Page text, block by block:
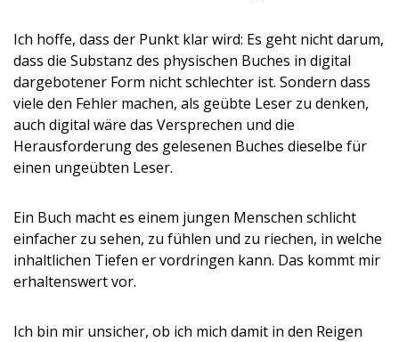
Ich hoffe, dass der Punkt klar wird: Es geht nicht darum,
dass die Substanz des physischen Buches in digital
dargebotener Form nicht schlechter ist. Sondern dass
viele den Fehler machen, als geübte Leser zu denken,
auch digital wäre das Versprechen und die
Herausforderung des gelesenen Buches dieselbe für
einen ungeübten Leser.
Ein Buch macht es einem jungen Menschen schlicht
einfacher zu sehen, zu fühlen und zu riechen, in welche
inhaltlichen Tiefen er vordringen kann. Das kommt mir
erhaltenswert vor.
Ich bin mir unsicher, ob ich mich damit in den Reigen